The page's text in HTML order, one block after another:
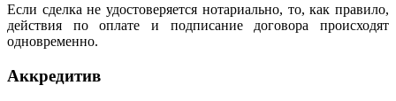
Если сделка не удостоверяется нотариально, то, как правило,
действия по оплате и подписание договора происходят
одновременно.
Аккредитив